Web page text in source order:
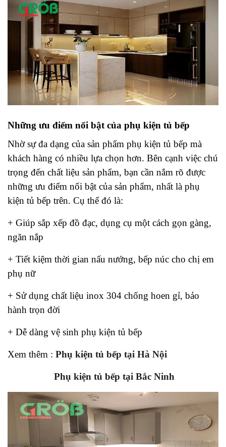
Những ưu điểm nổi bật của phụ kiện tủ bếp
Nhờ sự đa dạng của sản phẩm phụ kiện tủ bếp mà
khách hàng có nhiều lựa chọn hơn. Bên cạnh việc chú
trọng đến chất liệu sản phẩm, bạn cần nắm rõ được
những ưu điểm nổi bật của sản phẩm, nhất là phụ
kiện tủ bếp trên. Cụ thể đó là:
+ Giúp sắp xếp đồ đạc, dụng cụ một cách gọn gàng,
ngăn nắp
+ Tiết kiệm thời gian nấu nướng, bếp núc cho chị em
phụ nữ
+ Sử dụng chất liệu inox 304 chống hoen gỉ, bảo
hành trọn đời
+ Dễ dàng vệ sinh phụ kiện tủ bếp
Xem thêm : Phụ kiện tủ bếp tại Hà Nội
Phụ kiện tủ bếp tại Bắc Ninh